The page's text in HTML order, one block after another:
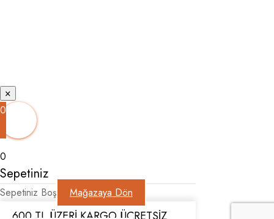
×
0
0
Sepetiniz
Sepetiniz Boş Mağazaya Dön
600 TL ÜZERİ KARGO ÜCRETSİZ